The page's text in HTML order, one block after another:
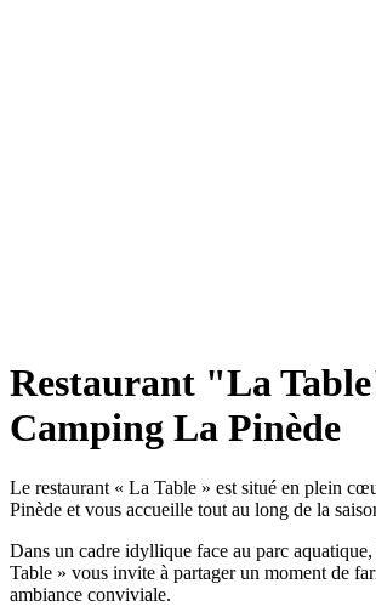
Restaurant "La
Camping La Pinède
Le restaurant « La Table » est situé en plein
Pinède et vous accueille tout au long de la
Dans un cadre idyllique face au parc
Table » vous invite à partager un moment de
ambiance conviviale.